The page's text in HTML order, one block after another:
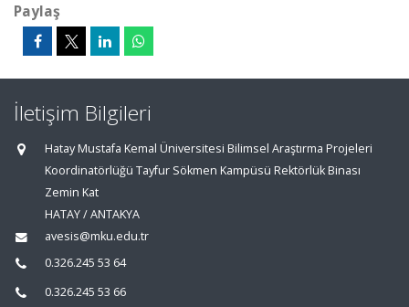
Paylaş
İletişim Bilgileri
Hatay Mustafa Kemal Üniversitesi Bilimsel Araştırma Projeleri
Koordinatörlüğü Tayfur Sökmen Kampüsü Rektörlük Binası
Zemin Kat
HATAY / ANTAKYA
avesis@mku.edu.tr
0.326.245 53 64
0.326.245 53 66